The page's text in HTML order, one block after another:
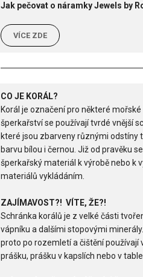
Jak pečovat o náramky Jewels by
VÍCE ZDE
CO JE KORÁL?
Korál je označení pro některé
šperkařství se používají tvrdé vnější
které jsou zbarveny různými odstíny
barvu bílou i černou. Již od pravěku
šperkařský materiál k výrobě nebo k
materiálů vykládáním.
ZAJÍMAVOST?! VÍTE, ŽE?!
Schránka korálů je z velké části
vápníku a dalšími stopovými
proto po rozemletí a čištění používají
prášku, prášku v kapslích nebo v